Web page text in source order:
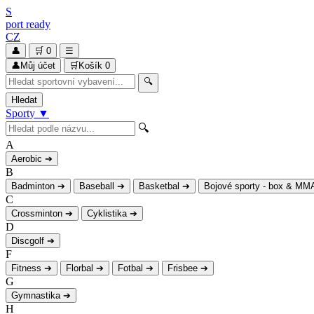
S
port ready
CZ
👤 🛒 0
☰
👤 Můj účet 🛒 Košík 0
🔍
Hledat
Sporty ▼
🔍
A
Aerobic ➔
B
Badminton ➔ Baseball ➔ Basketbal ➔ Bojové sporty - box &
C
Crossminton ➔ Cyklistika ➔
D
Discgolf ➔
F
Fitness ➔ Florbal ➔ Fotbal ➔ Frisbee ➔
G
Gymnastika ➔
H